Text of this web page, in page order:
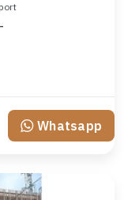
-
Whatsapp